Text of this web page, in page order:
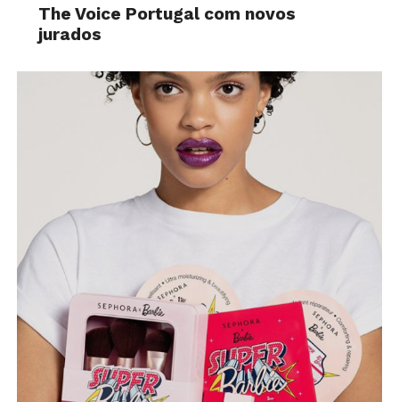
The Voice Portugal com novos
jurados